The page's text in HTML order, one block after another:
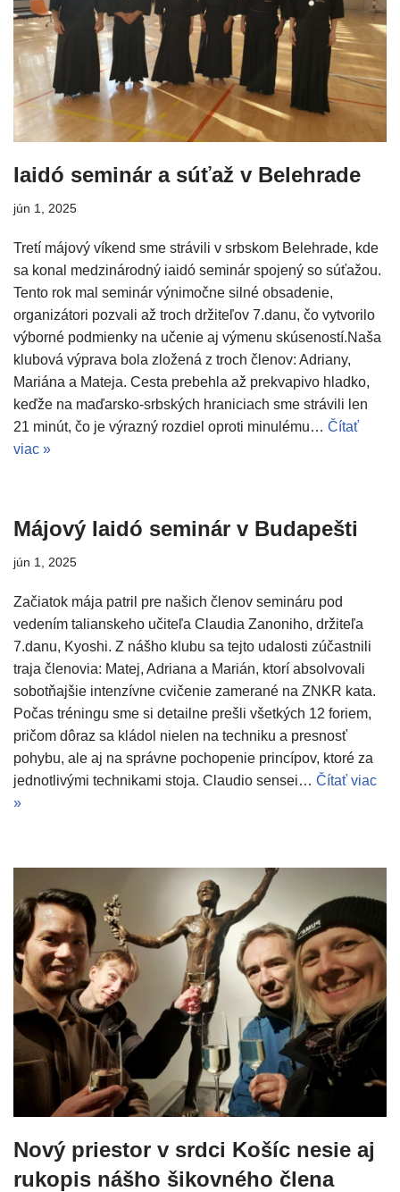
Iaidó seminár a súťaž v Belehrade
jún 1, 2025
Tretí májový víkend sme strávili v srbskom Belehrade, kde
sa konal medzinárodný iaidó seminár spojený so súťažou.
Tento rok mal seminár výnimočne silné obsadenie,
organizátori pozvali až troch držiteľov 7.danu, čo vytvorilo
výborné podmienky na učenie aj výmenu skúseností.Naša
klubová výprava bola zložená z troch členov: Adriany,
Mariána a Mateja. Cesta prebehla až prekvapivo hladko,
keďže na maďarsko-srbských hraniciach sme strávili len
21 minút, čo je výrazný rozdiel oproti minulému… Čítať
viac »
Májový Iaidó seminár v Budapešti
jún 1, 2025
Začiatok mája patril pre našich členov semináru pod
vedením talianskeho učiteľa Claudia Zanoniho, držiteľa
7.danu, Kyoshi. Z nášho klubu sa tejto udalosti zúčastnili
traja členovia: Matej, Adriana a Marián, ktorí absolvovali
sobotňajšie intenzívne cvičenie zamerané na ZNKR kata.
Počas tréningu sme si detailne prešli všetkých 12 foriem,
pričom dôraz sa kládol nielen na techniku a presnosť
pohybu, ale aj na správne pochopenie princípov, ktoré za
jednotlivými technikami stoja. Claudio sensei… Čítať viac
»
Nový priestor v srdci Košíc nesie aj
rukopis nášho šikovného člena